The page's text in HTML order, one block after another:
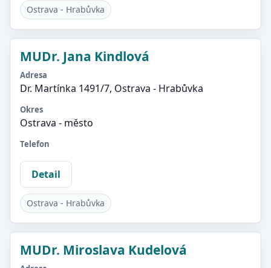
Ostrava - Hrabůvka
MUDr. Jana Kindlová
Adresa
Dr. Martínka 1491/7, Ostrava - Hrabůvka
Okres
Ostrava - město
Telefon
Detail
Ostrava - Hrabůvka
MUDr. Miroslava Kudelová